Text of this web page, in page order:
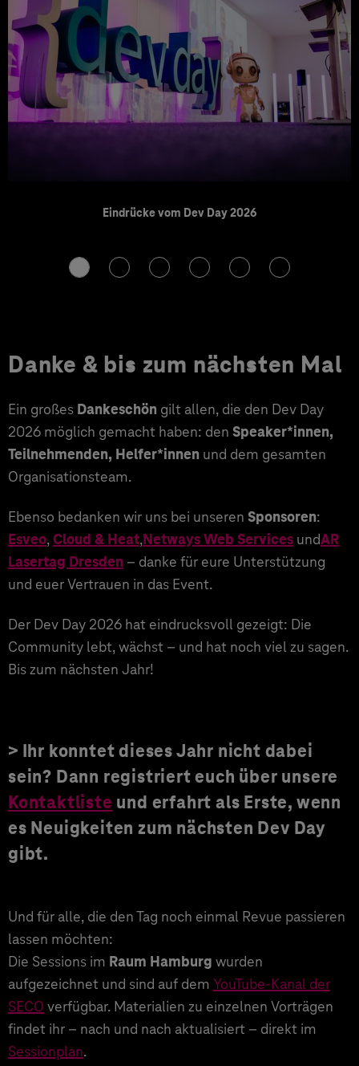
Eindrücke vom Dev Day 2026
Danke & bis zum nächsten Mal
Ein großes Dankeschön gilt allen, die den Dev Day
2026 möglich gemacht haben: den Speaker*innen,
Teilnehmenden, Helfer*innen und dem gesamten
Organisationsteam.
Ebenso bedanken wir uns bei unseren Sponsoren:
Esveo,Cloud & Heat,Netways Web Services undAR
Lasertag Dresden – danke für eure Unterstützung
und euer Vertrauen in das Event.
Der Dev Day 2026 hat eindrucksvoll gezeigt: Die
Community lebt, wächst – und hat noch viel zu sagen.
Bis zum nächsten Jahr!
> Ihr konntet dieses Jahr nicht dabei
sein? Dann registriert euch über unsere
Kontaktliste und erfahrt als Erste, wenn
es Neuigkeiten zum nächsten Dev Day
gibt.
Und für alle, die den Tag noch einmal Revue passieren
lassen möchten:
Die Sessions im Raum Hamburg wurden
aufgezeichnet und sind auf dem YouTube-Kanal der
SECO verfügbar. Materialien zu einzelnen Vorträgen
findet ihr – nach und nach aktualisiert – direkt im
Sessionplan.